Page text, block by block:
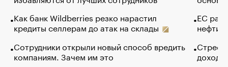
Как банк Wildberries резко нарастил
кредиты селлерам до атак на склады
Сотрудники открыли новый способ вредить
компаниям. Зачем им это
ЕС
нефти